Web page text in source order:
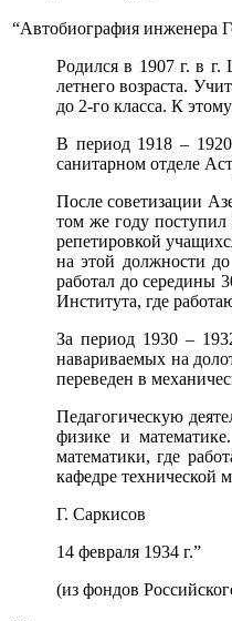
“Автобиография инженера
Родился в 1907 г. в
летнего возраста.
до 2-го класса. К
В период 1918 –
санитарном отделе
После советизации
том же году поступил
репетировкой
на этой должности
работал до середины
Института, где
За период 1930 –
навариваемых на
переведен в
Педагогическую
физике и
математики, где
кафедре технической
Г. Саркисов
14 февраля 1934 г.”
(из фондов